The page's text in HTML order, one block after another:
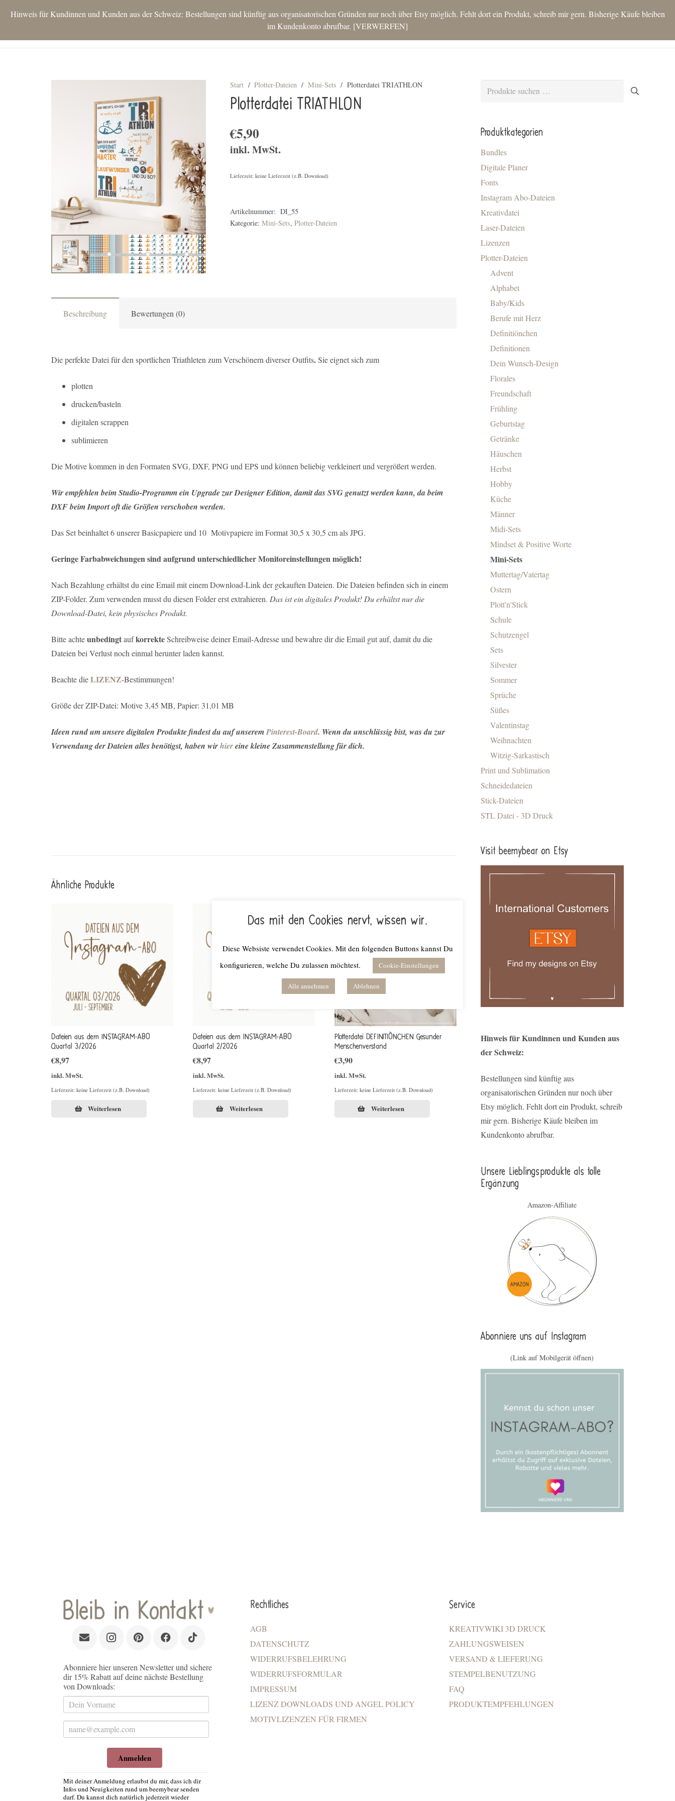
Hinweis für Kundinnen und Kunden aus der Schweiz: Bestellungen sind künftig aus organisatorischen Gründen nur noch über Etsy möglich. Fehlt dort ein Produkt, schreib mir gern. Bisherige Käufe bleiben
im Kundenkonto abrufbar. VERWERFEN
Start / Plotter-Dateien / Mini-Sets / Plotterdatei TRIATHLON
Plotterdatei TRIATHLON
€5,90
inkl. MwSt.
Lieferzeit: keine Lieferzeit (z.B. Download)
Artikelnummer: DI_55
Kategorie:Mini-Sets,Plotter-Dateien
Beschreibung Bewertungen (0)
Die perfekte Datei für den sportlichen Triathleten zum Verschönern diverser Outfits.Sie eignet sich zum
plotten
drucken/basteln
digitalen scrappen
sublimieren
Die Motive kommen in den Formaten SVG, DXF, PNG und EPS und können beliebig verkleinert und vergrößert werden.
Wir empfehlen beim Studio-Programm ein Upgrade zur Designer Edition, damit das SVG genutzt werden kann, da beim
DXF beim Import oft die Größen verschoben werden.
Das Set beinhaltet 6 unserer Basicpapiere und 10 Motivpapiere im Format 30,5 x 30,5 cm als JPG.
Geringe Farbabweichungen sind aufgrund unterschiedlicher Monitoreinstellungen möglich!
Nach Bezahlung erhältst du eine Email mit einem Download-Link der gekauften Dateien. Die Dateien befinden sich in einem
ZIP-Folder. Zum verwenden musst du diesen Folder erst extrahieren. Das ist ein digitales Produkt! Du erhältst nur die
Download-Datei, kein physisches Produkt.
Bitte achteunbedingtaufkorrekteSchreibweise deiner Email-Adresse und bewahre dir die Email gut auf, damit du die
Dateien bei Verlust noch einmal herunter laden kannst.
Beachte dieLIZENZ-Bestimmungen!
Größe der ZIP-Datei: Motive 3,45 MB, Papier: 31,01 MB
Ideen rund um unsere digitalen Produkte findest du auf unseremPinterest-Board. Wenn du unschlüssig bist, was du zur
Verwendung der Dateien alles benötigst, haben wirhiereine kleine Zusammenstellung für dich.
Ähnliche Produkte
Dateien aus dem INSTAGRAM-ABO
Quartal 3/2026
€8,97
inkl. MwSt.
Lieferzeit: keine Lieferzeit (z.B. Download)
Weiterlesen
Dateien aus dem INSTAGRAM-ABO
Quartal 2/2026
€8,97
inkl. MwSt.
Lieferzeit: keine Lieferzeit (z.B. Download)
Weiterlesen
Plotterdatei DEFINITIÖNCHEN Gesunder
Menschenverstand
€3,90
inkl. MwSt.
Lieferzeit: keine Lieferzeit (z.B. Download)
Weiterlesen
Suchen
Produktkategorien
Bundles
Digitale Planer
Fonts
Instagram Abo-Dateien
Kreativdatei
Laser-Dateien
Lizenzen
Plotter-Dateien
Advent
Alphabet
Baby/Kids
Berufe mit Herz
Definitiönchen
Definitionen
Dein Wunsch-Design
Florales
Freundschaft
Frühling
Geburtstag
Getränke
Häuschen
Herbst
Hobby
Küche
Männer
Midi-Sets
Mindset & Positive Worte
Mini-Sets
Muttertag/Vatertag
Ostern
Plott'n'Stick
Schule
Schutzengel
Sets
Silvester
Sommer
Sprüche
Süßes
Valentinstag
Weihnachten
Witzig-Sarkastisch
Print und Sublimation
Schneidedateien
Stick-Dateien
STL Datei - 3D Druck
Visit beemybear on Etsy
Hinweis für Kundinnen und Kunden aus
der Schweiz:
Bestellungen sind künftig aus
organisatorischen Gründen nur noch über
Etsy möglich. Fehlt dort ein Produkt, schreib
mir gern. Bisherige Käufe bleiben im
Kundenkonto abrufbar.
Unsere Lieblings­pro­duk­te als tolle
Ergän­zung
Amazon-Affiliate
Abonniere uns auf Instagram
(Link auf Mobilgerät öffnen)
Abonniere hier unseren Newsletter und sichere
dir 15% Rabatt auf deine nächste Bestellung
von Downloads:
Anmelden
Mit deiner Anmeldung erlaubst du mir, dass ich dir
Infos und Neuigkeiten rund um beemybear senden
darf. Du kannst dich natürlich jederzeit wieder
Rechtliches
AGB
DATENSCHUTZ
WIDERRUFSBELEHRUNG
WIDERRUFSFORMULAR
IMPRESSUM
LIZENZ DOWNLOADS UND ANGEL POLICY
MOTIVLIZENZEN FÜR FIRMEN
Service
KREATIVWIKI 3D DRUCK
ZAHLUNGSWEISEN
VERSAND & LIEFERUNG
STEMPELBENUTZUNG
FAQ
PRODUKTEMPFEHLUNGEN
Das mit den Cookies nervt, wissen wir.
Diese Websiste verwendet Cookies. Mit den folgenden Buttons kannst Du
konfigurieren, welche Du zulassen möchtest.
Cookie-Einstellungen
Alle annehmen Ablehnen